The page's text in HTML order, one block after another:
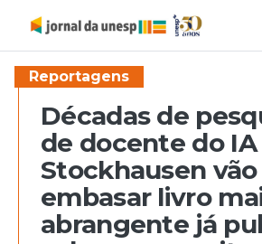
Reportagens
Décadas de
de docente do
Stockhausen vão
embasar livro
abrangente já